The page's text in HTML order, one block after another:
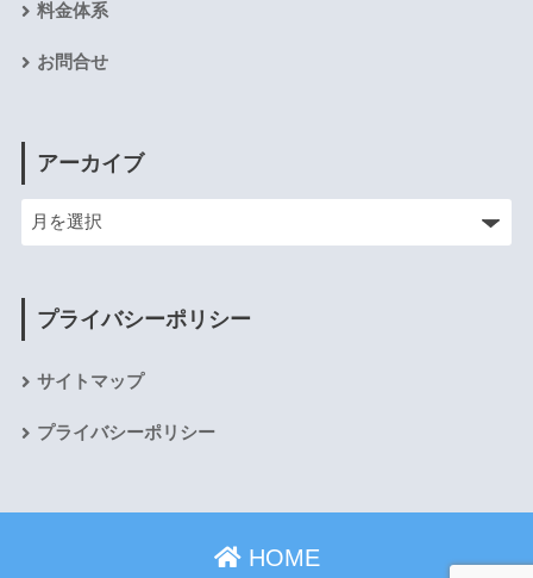
料金体系
お問合せ
アーカイブ
プライバシーポリシー
サイトマップ
プライバシーポリシー
HOME